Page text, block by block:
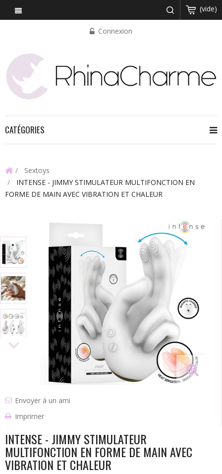
(vide)
Connexion
CATÉGORIES
Sextoys
INTENSE - JIMMY STIMULATEUR MULTIFONCTION EN
FORME DE MAIN AVEC VIBRATION ET CHALEUR
Envoyer à un ami
Imprimer
INTENSE - JIMMY STIMULATEUR
MULTIFONCTION EN FORME DE MAIN AVEC
VIBRATION ET CHALEUR